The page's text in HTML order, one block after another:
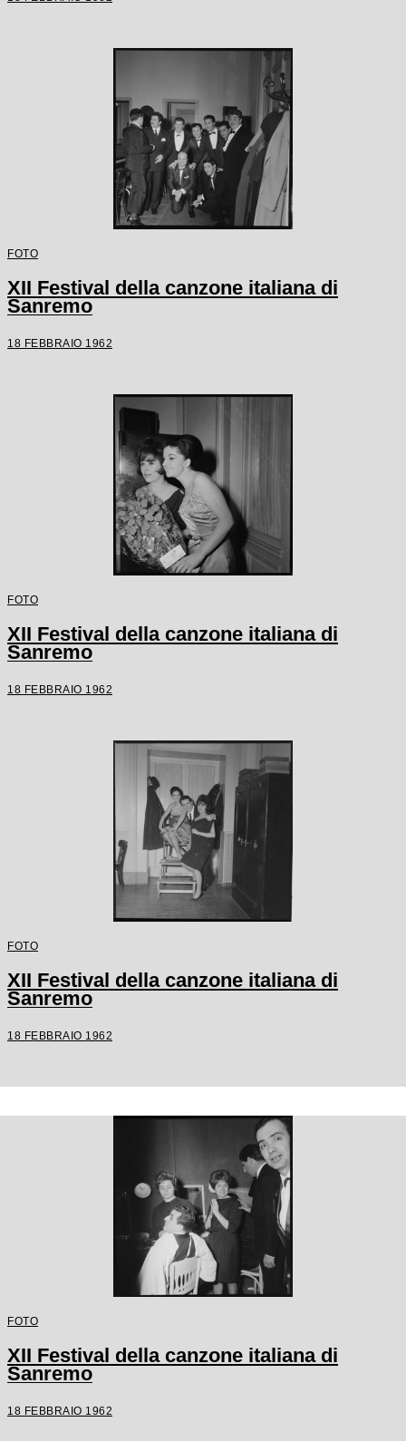
FOTO
XII Festival della canzone italiana di
Sanremo
18 FEBBRAIO 1962
FOTO
XII Festival della canzone italiana di
Sanremo
18 FEBBRAIO 1962
FOTO
XII Festival della canzone italiana di
Sanremo
18 FEBBRAIO 1962
FOTO
XII Festival della canzone italiana di
Sanremo
18 FEBBRAIO 1962